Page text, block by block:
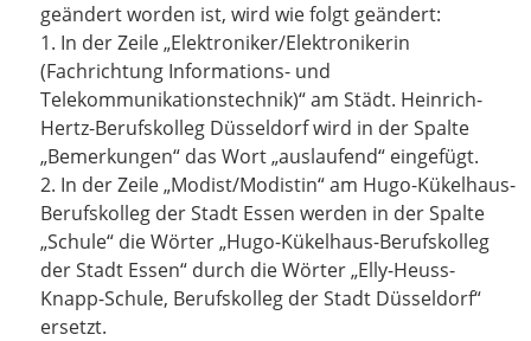
geändert worden ist, wird wie folgt geändert:
1. In der Zeile „Elektroniker/Elektronikerin
(Fachrichtung Informations- und
Telekommunikationstechnik)“ am Städt. Heinrich-
Hertz-Berufskolleg Düsseldorf wird in der Spalte
„Bemerkungen“ das Wort „auslaufend“ eingefügt.
2. In der Zeile „Modist/Modistin“ am Hugo-Kükelhaus-
Berufskolleg der Stadt Essen werden in der Spalte
„Schule“ die Wörter „Hugo-Kükelhaus-Berufskolleg
der Stadt Essen“ durch die Wörter „Elly-Heuss-
Knapp-Schule, Berufskolleg der Stadt Düsseldorf“
ersetzt.